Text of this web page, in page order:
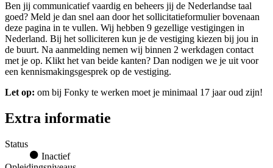
Ben jij communicatief vaardig en beheers jij de Nederlandse taal
goed? Meld je dan snel aan door het sollicitatieformulier bovenaan
deze pagina in te vullen. Wij hebben 9 gezellige vestigingen in
Nederland. Bij het solliciteren kun je de vestiging kiezen bij jou in
de buurt. Na aanmelding nemen wij binnen 2 werkdagen contact
met je op. Klikt het van beide kanten? Dan nodigen we je uit voor
een kennismakingsgesprek op de vestiging.
Let op: om bij Fonky te werken moet je minimaal 17 jaar oud zijn!
Extra informatie
Status
Inactief